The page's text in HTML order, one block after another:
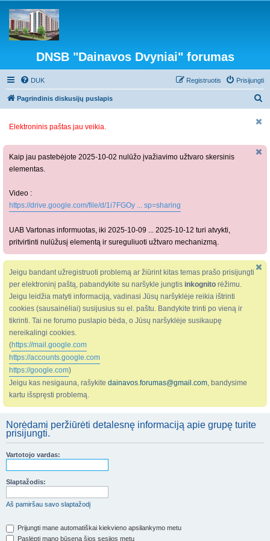
DNSB "Dainavos Dvyniai" forumas
DUK Prisijungti
Registruotis
Pagrindinis diskusijų puslapis
Elektroninis paštas jau veikia.
Kaip jau pastebėjote 2025-10-02 nulūžo įvažiavimo užtvaro skersinis
elementas.
Video :
https://drive.google.com/file/d/1i7FGOy ... sp=sharing
UAB Vartonas informuotas, iki 2025-10-09 ... 2025-10-12 turi atvykti,
pritvirtinti nulūžusį elementą ir sureguliuoti užtvaro mechanizmą.
Jeigu bandant užregistruoti problemą ar žiūrint kitas temas prašo prisijungti
per elektroninį paštą, pabandykite su naršykle jungtis inkognito rėžimu.
Jeigu leidžia matyti informaciją, vadinasi Jūsų naršyklėje reikia ištrinti
cookies (sausainėliai) susijusius su el. paštu. Bandykite trinti po vieną ir
tikrinti. Tai ne forumo puslapio bėda, o Jūsų naršyklėje susikaupę
nereikalingi cookies.
(https://mail.google.com
https://accounts.google.com
https://google.com)
Jeigu kas nesigauna, rašykite dainavos.forumas@gmail.com, bandysime
kartu išspręsti problemą.
Norėdami peržiūrėti detalesnę informaciją apie grupę turite
prisijungti.
Vartotojo vardas:
Slaptažodis:
Aš pamiršau savo slaptažodį
Prijungti mane automatiškai kiekvieno apsilankymo metu
Paslėpti mano būseną šios sesijos metu